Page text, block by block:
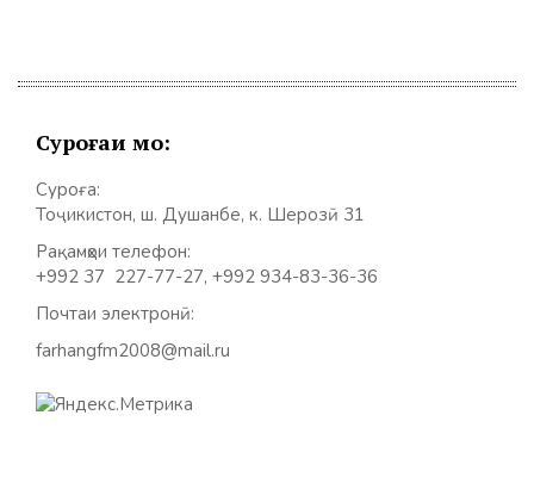
Суроғаи мо:
Суроға:
Тоҷикистон, ш. Душанбе, к. Шерозӣ 31
Рақамҳои телефон:
+992 37 227-77-27, +992 934-83-36-36
Почтаи электронӣ:
farhangfm2008@mail.ru